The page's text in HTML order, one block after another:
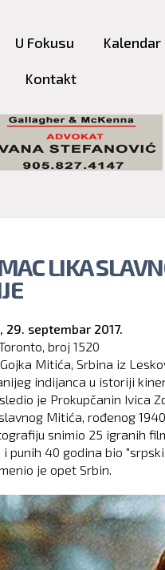
content
U Fokusu Kalendar
Kontakt
LIKA
29. septembar 2017.
broj 1520
Mitića, Srbina iz
indijanca u istoriji
je Prokupčanin Ivica
Mitića, rođenog
snimio 25 igranih
i punih 40 godina bio
je opet Srbin.